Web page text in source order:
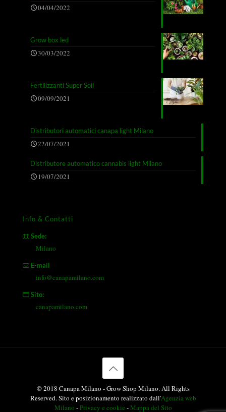
04/04/2022
Grow box led
30/03/2022
Fertilizzanti Super Soil
09/09/2021
Distributori automatici canapa light Milano
22/07/2021
Distributore automatico cannabis light Milano
19/07/2021
Info & Contatti
Sede:
Milano
E-mail
info@canapamilano.com
Sito:
canapamilano.com
© 2018 Canapa Milano - Grow Shop Milano. All Rights
Reserved. Sito e posizionamento realizzato dall'Agenzia web
Milano -Privacy e cookie -Mappa del Sito